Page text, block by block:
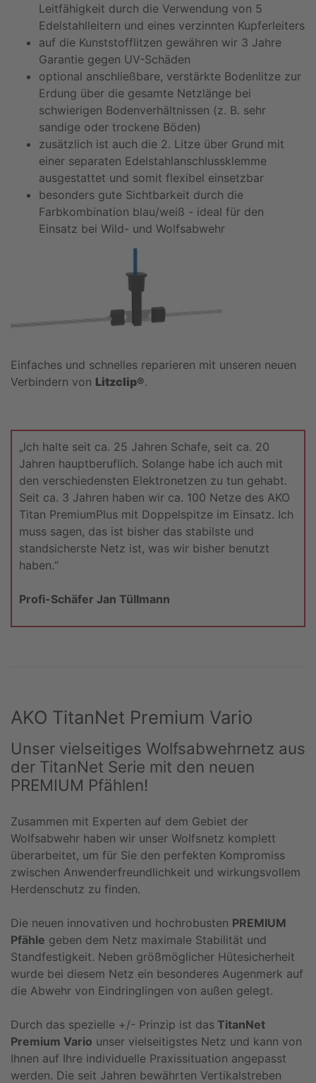
Leitfähigkeit durch die Verwendung von 5
Edelstahlleitern und eines verzinnten Kupferleiters
auf die Kunststofflitzen gewähren wir 3 Jahre
Garantie gegen UV-Schäden
optional anschließbare, verstärkte Bodenlitze zur
Erdung über die gesamte Netzlänge bei
schwierigen Bodenverhältnissen (z. B. sehr
sandige oder trockene Böden)
zusätzlich ist auch die 2. Litze über Grund mit
einer separaten Edelstahlanschlussklemme
ausgestattet und somit flexibel einsetzbar
besonders gute Sichtbarkeit durch die
Farbkombination blau/weiß - ideal für den
Einsatz bei Wild- und Wolfsabwehr
Einfaches und schnelles reparieren mit unseren neuen
Verbindern von Litzclip®.
„Ich halte seit ca. 25 Jahren Schafe, seit ca. 20
Jahren hauptberuflich. Solange habe ich auch mit
den verschiedensten Elektronetzen zu tun gehabt.
Seit ca. 3 Jahren haben wir ca. 100 Netze des AKO
Titan PremiumPlus mit Doppelspitze im Einsatz. Ich
muss sagen, das ist bisher das stabilste und
standsicherste Netz ist, was wir bisher benutzt
haben.“
Profi-Schäfer Jan Tüllmann
AKO TitanNet Premium Vario
Unser vielseitiges Wolfsabwehrnetz aus
der TitanNet Serie mit den neuen
PREMIUM Pfählen!
Zusammen mit Experten auf dem Gebiet der
Wolfsabwehr haben wir unser Wolfsnetz komplett
überarbeitet, um für Sie den perfekten Kompromiss
zwischen Anwenderfreundlichkeit und wirkungsvollem
Herdenschutz zu finden.
Die neuen innovativen und hochrobusten PREMIUM
Pfähle geben dem Netz maximale Stabilität und
Standfestigkeit. Neben größmöglicher Hütesicherheit
wurde bei diesem Netz ein besonderes Augenmerk auf
die Abwehr von Eindringlingen von außen gelegt.
Durch das spezielle +/- Prinzip ist das TitanNet
Premium Vario unser vielseitigstes Netz und kann von
Ihnen auf Ihre individuelle Praxissituation angepasst
werden. Die seit Jahren bewährten Vertikalstreben